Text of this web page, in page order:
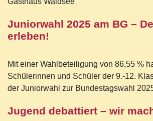
Juniorwahl 2025 am BG –
erleben!
Mit einer Wahlbeteiligung von 86,55 %
Schülerinnen und Schüler der 9.-12.
der Juniorwahl zur Bundestagswahl
Jugend debattiert – wir